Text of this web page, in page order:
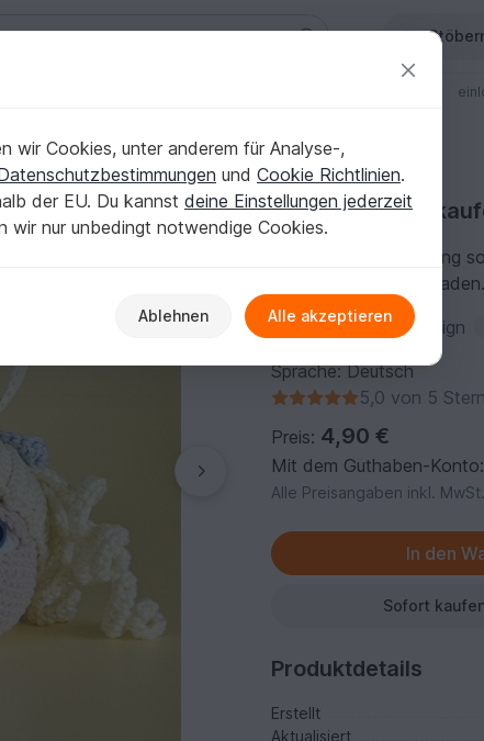
Häkelanleitung
Häkelanleitung
Du kannst die Anleitung
der Zahlung herunterladen.
Autor: SaphirhaseDesign
Sprache: Deutsch
5,0 von 5
Preis: 4,90 €
Mit dem Guthaben-
Alle Preisangaben inkl. MwSt.
Sofort
Produktdetails
Erstellt
Aktualisiert
wir Cookies, unter anderem für Analyse-,
und Cookie Richtlinien.
der EU. Du kannst deine Einstellungen jederzeit
wir nur unbedingt notwendige Cookies.
Ablehnen Alle akzeptieren